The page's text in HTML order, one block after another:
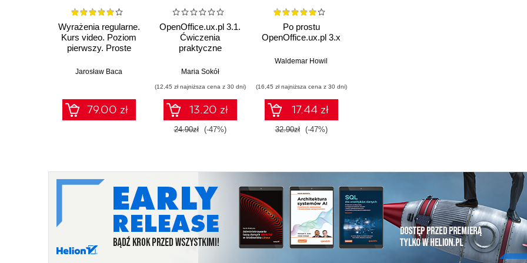
Wyrażenia regularne.
Kurs video. Poziom
pierwszy. Proste
odmienią Twoje życie
Jarosław Baca
79.00 zł
OpenOffice.ux.pl 3.1.
Ćwiczenia
praktyczne
Maria Sokół
(12,45 zł najniższa cena z 30 dni)
13.20 zł
24.90zł (-47%)
Po prostu
OpenOffice.ux.pl 3.x
Waldemar Howil
(16,45 zł najniższa cena z 30 dni)
17.44 zł
32.90zł (-47%)